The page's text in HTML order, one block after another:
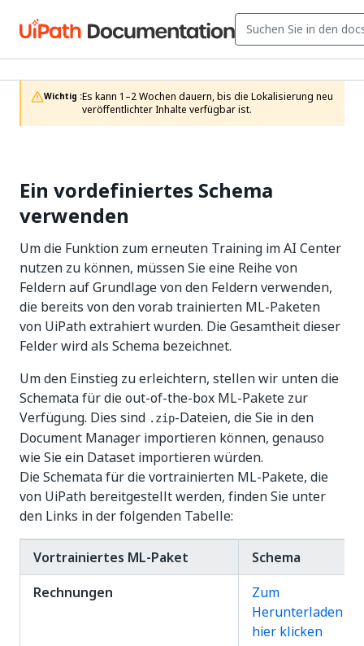
Wichtig :Es kann 1–2 Wochen dauern, bis die Lokalisierung neu
veröffentlichter Inhalte verfügbar ist.
Ein vordefiniertes Schema
verwenden
Um die Funktion zum erneuten Training im AI Center
nutzen zu können, müssen Sie eine Reihe von
Feldern auf Grundlage von den Feldern verwenden,
die bereits von den vorab trainierten ML-Paketen
von UiPath extrahiert wurden. Die Gesamtheit dieser
Felder wird als Schema bezeichnet.
Um den Einstieg zu erleichtern, stellen wir unten die
Schemata für die out-of-the-box ML-Pakete zur
Verfügung. Dies sind .zip-Dateien, die Sie in den
Document Manager importieren können, genauso
wie Sie ein Dataset importieren würden.
Die Schemata für die vortrainierten ML-Pakete, die
von UiPath bereitgestellt werden, finden Sie unter
den Links in der folgenden Tabelle:
Vortrainiertes ML-Paket
Schema
Rechnungen
Zum
Herunterladen
hier klicken